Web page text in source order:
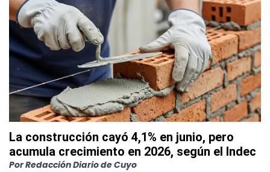
La construcción cayó 4,1% en junio, pero
acumula crecimiento en 2026, según el Indec
PorRedacción Diario de Cuyo